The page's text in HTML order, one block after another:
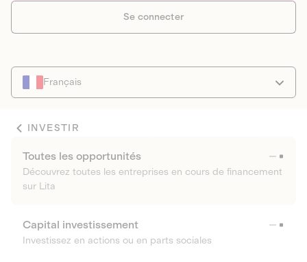
Se connecter
Français
INVESTIR
Toutes les opportunités
Découvrez toutes les entreprises en cours de financement
sur Lita
Capital investissement
Investissez en actions ou en parts sociales